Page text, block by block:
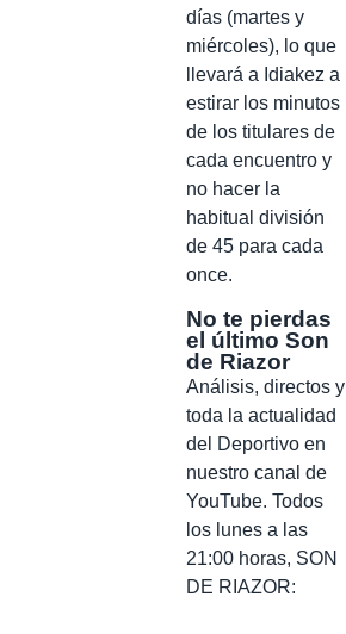
días (martes y
miércoles), lo que
llevará a Idiakez a
estirar los minutos
de los titulares de
cada encuentro y
no hacer la
habitual división
de 45 para cada
once.
No te pierdas
el último Son
de Riazor
Análisis, directos y
toda la actualidad
del Deportivo en
nuestro canal de
YouTube. Todos
los lunes a las
21:00 horas, SON
DE RIAZOR: